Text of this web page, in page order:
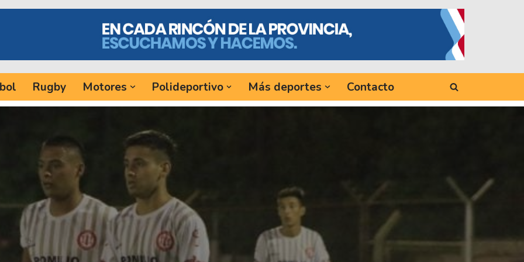
Rugby Motores Polideportivo Más deportes Contacto